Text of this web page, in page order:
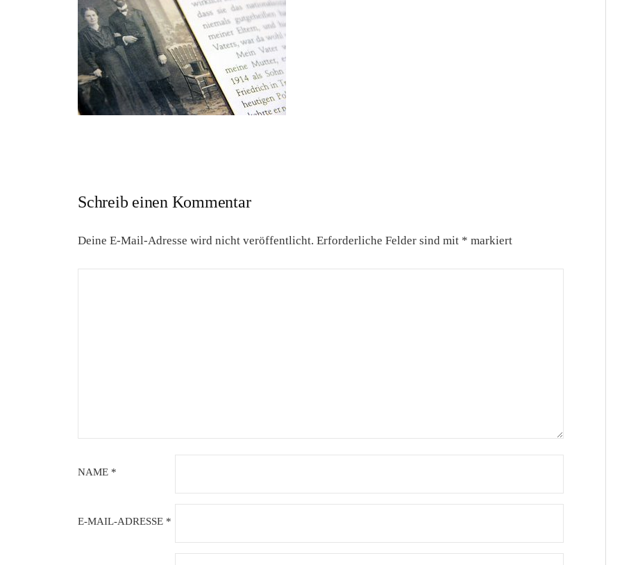
Schreib einen Kommentar
Deine E-Mail-Adresse wird nicht veröffentlicht. Erforderliche Felder sind mit * markiert
NAME *
E-MAIL-ADRESSE *